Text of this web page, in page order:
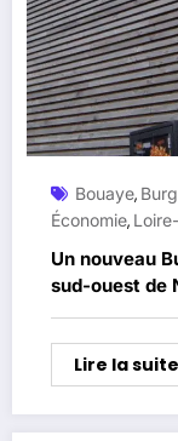
Bouaye,
Économie,
Un nouveau
sud-ouest de
Lire la suite